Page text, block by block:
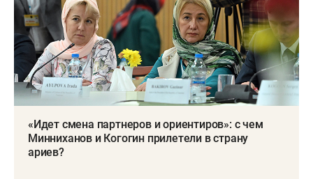
«Идет смена партнеров и ориентиров»: с чем
Минниханов и Когогин прилетели в страну
ариев?